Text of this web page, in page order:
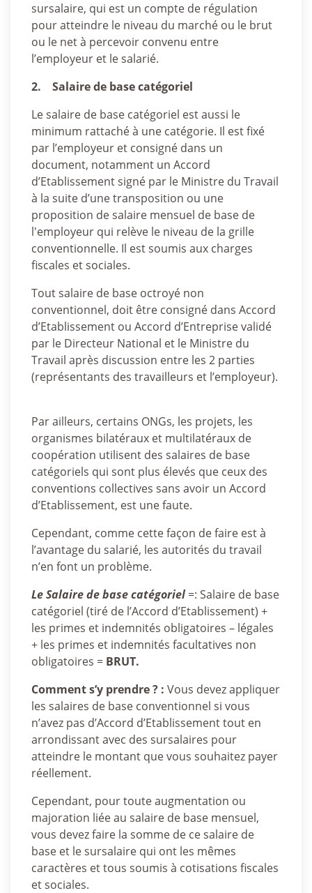
sursalaire, qui est un compte de régulation
pour atteindre le niveau du marché ou le brut
ou le net à percevoir convenu entre
l’employeur et le salarié.
2. Salaire de base catégoriel
Le salaire de base catégoriel est aussi le
minimum rattaché à une catégorie. Il est fixé
par l’employeur et consigné dans un
document, notamment un Accord
d’Etablissement signé par le Ministre du Travail
à la suite d’une transposition ou une
proposition de salaire mensuel de base de
l'employeur qui relève le niveau de la grille
conventionnelle. Il est soumis aux charges
fiscales et sociales.
Tout salaire de base octroyé non
conventionnel, doit être consigné dans Accord
d’Etablissement ou Accord d’Entreprise validé
par le Directeur National et le Ministre du
Travail après discussion entre les 2 parties
(représentants des travailleurs et l’employeur).
Par ailleurs, certains ONGs, les projets, les
organismes bilatéraux et multilatéraux de
coopération utilisent des salaires de base
catégoriels qui sont plus élevés que ceux des
conventions collectives sans avoir un Accord
d’Etablissement, est une faute.
Cependant, comme cette façon de faire est à
l’avantage du salarié, les autorités du travail
n’en font un problème.
Le Salaire de base catégoriel =: Salaire de base
catégoriel (tiré de l’Accord d’Etablissement) +
les primes et indemnités obligatoires – légales
+ les primes et indemnités facultatives non
obligatoires = BRUT.
Comment s’y prendre ? : Vous devez appliquer
les salaires de base conventionnel si vous
n’avez pas d’Accord d’Etablissement tout en
arrondissant avec des sursalaires pour
atteindre le montant que vous souhaitez payer
réellement.
Cependant, pour toute augmentation ou
majoration liée au salaire de base mensuel,
vous devez faire la somme de ce salaire de
base et le sursalaire qui ont les mêmes
caractères et tous soumis à cotisations fiscales
et sociales.